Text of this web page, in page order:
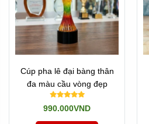
Cúp pha lê đại bàng thân
đa màu cầu vòng đẹp
990.000VND